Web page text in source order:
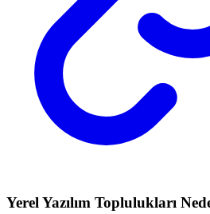
Yerel Yazılım Toplulukları